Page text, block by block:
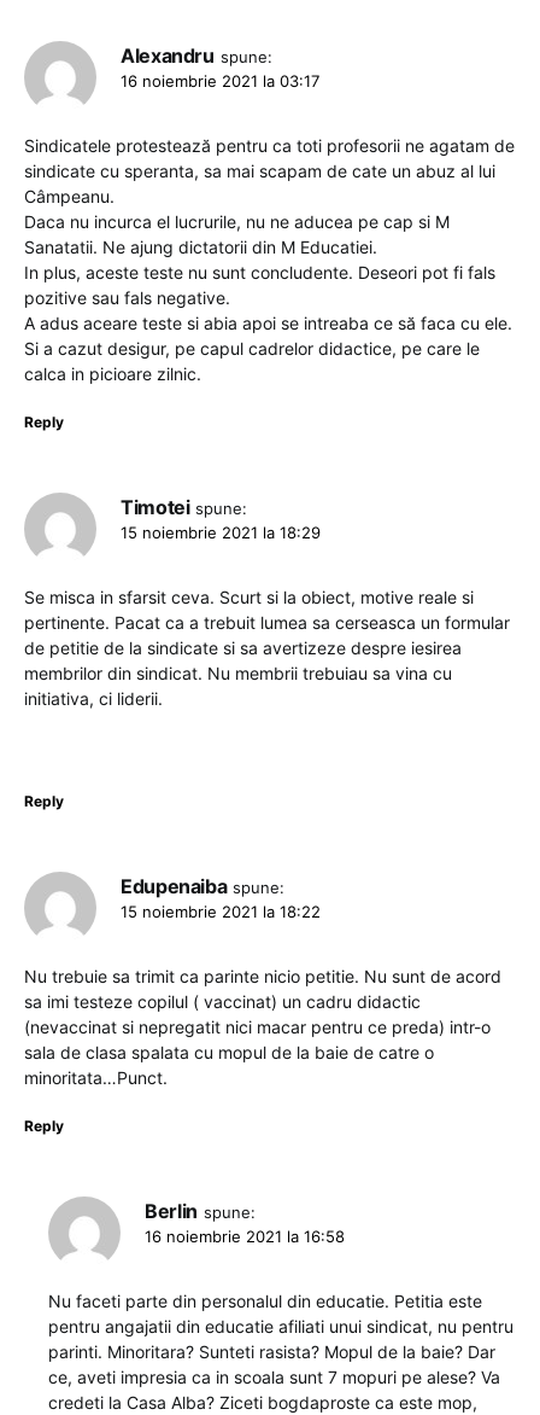
Alexandru spune:
16 noiembrie 2021 la 03:17
Sindicatele protestează pentru ca toti profesorii ne agatam de
sindicate cu speranta, sa mai scapam de cate un abuz al lui
Câmpeanu.
Daca nu incurca el lucrurile, nu ne aducea pe cap si M
Sanatatii. Ne ajung dictatorii din M Educatiei.
In plus, aceste teste nu sunt concludente. Deseori pot fi fals
pozitive sau fals negative.
A adus aceare teste si abia apoi se intreaba ce să faca cu ele.
Si a cazut desigur, pe capul cadrelor didactice, pe care le
calca in picioare zilnic.
Reply
Timotei spune:
15 noiembrie 2021 la 18:29
Se misca in sfarsit ceva. Scurt si la obiect, motive reale si
pertinente. Pacat ca a trebuit lumea sa cerseasca un formular
de petitie de la sindicate si sa avertizeze despre iesirea
membrilor din sindicat. Nu membrii trebuiau sa vina cu
initiativa, ci liderii.
Reply
Edupenaiba spune:
15 noiembrie 2021 la 18:22
Nu trebuie sa trimit ca parinte nicio petitie. Nu sunt de acord
sa imi testeze copilul ( vaccinat) un cadru didactic
(nevaccinat si nepregatit nici macar pentru ce preda) intr-o
sala de clasa spalata cu mopul de la baie de catre o
minoritata…Punct.
Reply
Berlin spune:
16 noiembrie 2021 la 16:58
Nu faceti parte din personalul din educatie. Petitia este
pentru angajatii din educatie afiliati unui sindicat, nu pentru
parinti. Minoritara? Sunteti rasista? Mopul de la baie? Dar
ce, aveti impresia ca in scoala sunt 7 mopuri pe alese? Va
credeti la Casa Alba? Ziceti bogdaproste ca este mop,